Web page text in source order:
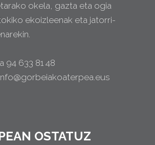
okela, gazta eta ogia
ekoizleenak eta jatorri-
94 633 81 48
OSTATUZ